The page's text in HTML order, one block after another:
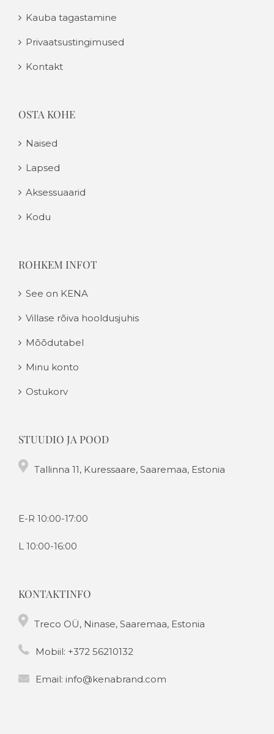
Kauba tagastamine
Privaatsustingimused
Kontakt
OSTA KOHE
Naised
Lapsed
Aksessuaarid
Kodu
ROHKEM INFOT
See on KENA
Villase rõiva hooldusjuhis
Mõõdutabel
Minu konto
Ostukorv
STUUDIO JA POOD
Tallinna 11, Kuressaare, Saaremaa, Estonia
E-R 10:00-17:00
L 10:00-16:00
KONTAKTINFO
Treco OÜ, Ninase, Saaremaa, Estonia
Mobiil: +372 56210132
Email: info@kenabrand.com